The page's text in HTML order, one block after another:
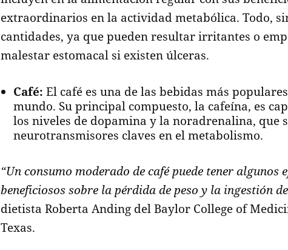
extraordinarios en la actividad metabólica. Todo,
cantidades, ya que pueden resultar irritantes o
malestar estomacal si existen úlceras.
Café: El café es una de las bebidas más
mundo. Su principal compuesto, la cafeína, es
los niveles de dopamina y la noradrenalina, que
neurotransmisores claves en el metabolismo.
“Un consumo moderado de café puede tener algunos
beneficiosos sobre la pérdida de peso y la ingestión
dietista Roberta Anding del Baylor College of
Texas.